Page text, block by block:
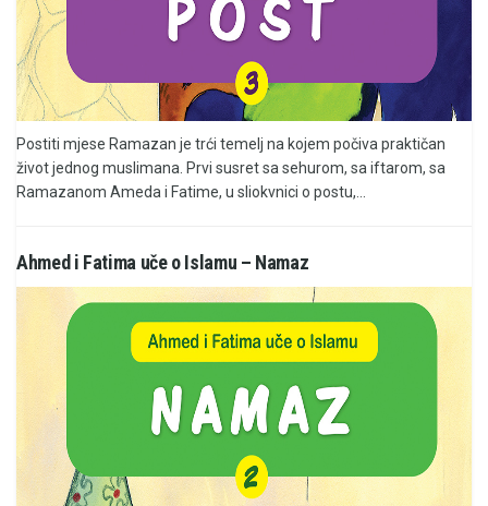
Postiti mjese Ramazan je trći temelj na kojem počiva praktičan
život jednog muslimana. Prvi susret sa sehurom, sa iftarom, sa
Ramazanom Ameda i Fatime, u sliokvnici o postu,...
Ahmed i Fatima uče o Islamu – Namaz